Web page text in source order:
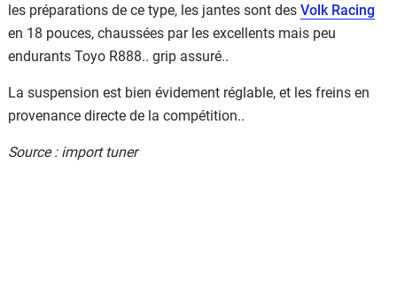
les préparations de ce type, les jantes sont des Volk Racing
en 18 pouces, chaussées par les excellents mais peu
endurants Toyo R888.. grip assuré..
La suspension est bien évidement réglable, et les freins en
provenance directe de la compétition..
Source : import tuner